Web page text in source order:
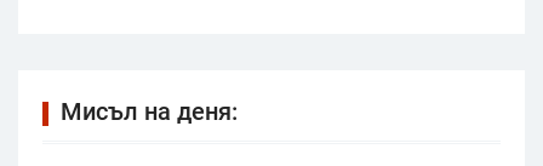
Мисъл на деня: